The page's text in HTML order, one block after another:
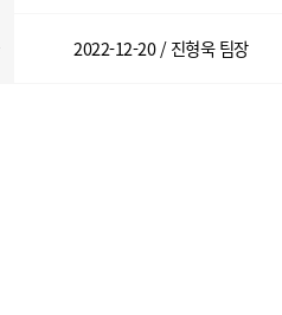
2022-12-20 / 진형욱 팀장